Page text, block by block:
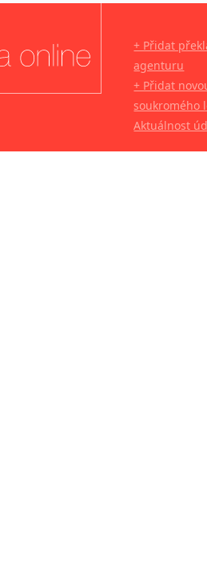
+ Přidat
agenturu
+ Přidat
soukromého
Aktuálnost